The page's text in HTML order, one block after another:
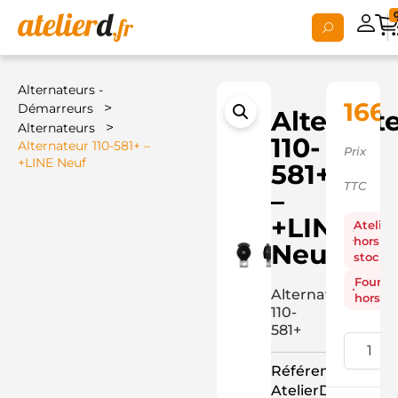
Alternateurs -
Démarreurs
>
Alternateurs >
Alternateur 110-581+ –
+LINE Neuf
110-
581+
–
+LINE
Neuf
Alternateur
110-
581+
Référence
AtelierD
Prix
TTC
Atelier
hors
stock
hors